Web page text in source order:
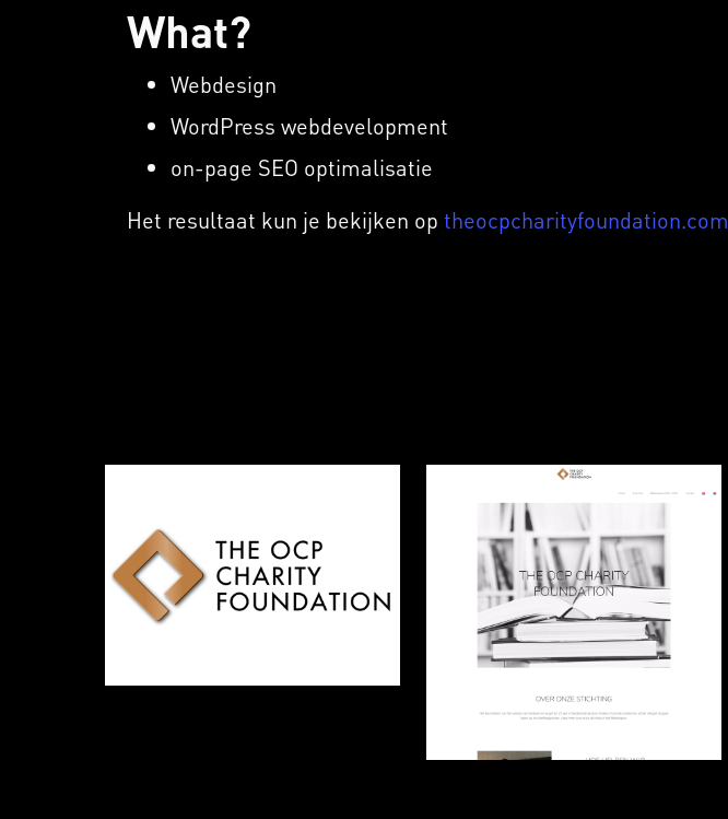
What?
Webdesign
WordPress webdevelopment
on-page SEO optimalisatie
Het resultaat kun je bekijken op theocpcharityfoundation.com